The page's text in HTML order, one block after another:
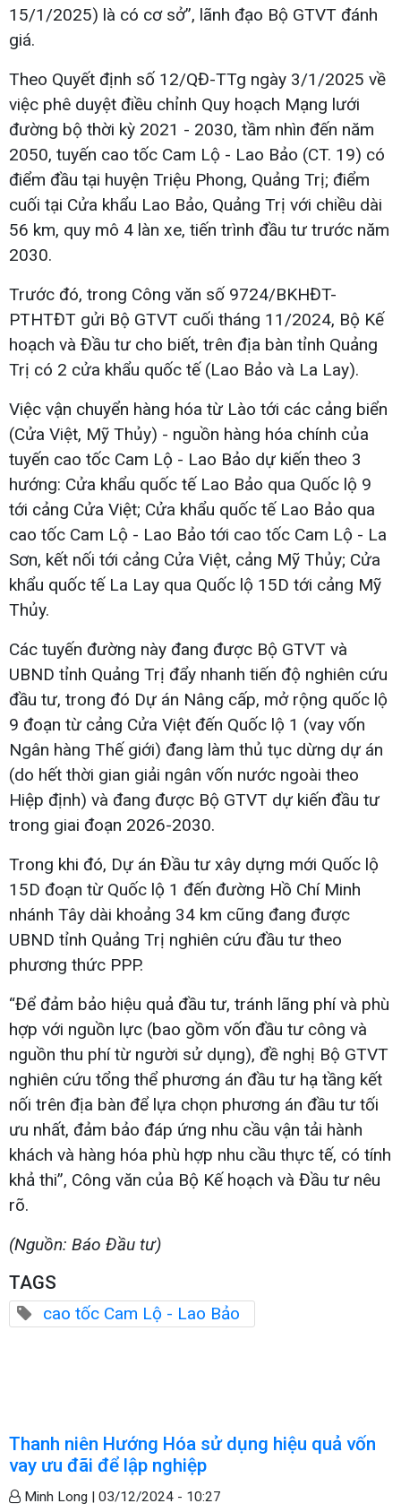
15/1/2025) là có cơ sở”, lãnh đạo Bộ GTVT đánh
giá.
Theo Quyết định số 12/QĐ-TTg ngày 3/1/2025 về
việc phê duyệt điều chỉnh Quy hoạch Mạng lưới
đường bộ thời kỳ 2021 - 2030, tầm nhìn đến năm
2050, tuyến cao tốc Cam Lộ - Lao Bảo (CT. 19) có
điểm đầu tại huyện Triệu Phong, Quảng Trị; điểm
cuối tại Cửa khẩu Lao Bảo, Quảng Trị với chiều dài
56 km, quy mô 4 làn xe, tiến trình đầu tư trước năm
2030.
Trước đó, trong Công văn số 9724/BKHĐT-
PTHTĐT gửi Bộ GTVT cuối tháng 11/2024, Bộ Kế
hoạch và Đầu tư cho biết, trên địa bàn tỉnh Quảng
Trị có 2 cửa khẩu quốc tế (Lao Bảo và La Lay).
Việc vận chuyển hàng hóa từ Lào tới các cảng biển
(Cửa Việt, Mỹ Thủy) - nguồn hàng hóa chính của
tuyến cao tốc Cam Lộ - Lao Bảo dự kiến theo 3
hướng: Cửa khẩu quốc tế Lao Bảo qua Quốc lộ 9
tới cảng Cửa Việt; Cửa khẩu quốc tế Lao Bảo qua
cao tốc Cam Lộ - Lao Bảo tới cao tốc Cam Lộ - La
Sơn, kết nối tới cảng Cửa Việt, cảng Mỹ Thủy; Cửa
khẩu quốc tế La Lay qua Quốc lộ 15D tới cảng Mỹ
Thủy.
Các tuyến đường này đang được Bộ GTVT và
UBND tỉnh Quảng Trị đẩy nhanh tiến độ nghiên cứu
đầu tư, trong đó Dự án Nâng cấp, mở rộng quốc lộ
9 đoạn từ cảng Cửa Việt đến Quốc lộ 1 (vay vốn
Ngân hàng Thế giới) đang làm thủ tục dừng dự án
(do hết thời gian giải ngân vốn nước ngoài theo
Hiệp định) và đang được Bộ GTVT dự kiến đầu tư
trong giai đoạn 2026-2030.
Trong khi đó, Dự án Đầu tư xây dựng mới Quốc lộ
15D đoạn từ Quốc lộ 1 đến đường Hồ Chí Minh
nhánh Tây dài khoảng 34 km cũng đang được
UBND tỉnh Quảng Trị nghiên cứu đầu tư theo
phương thức PPP.
“Để đảm bảo hiệu quả đầu tư, tránh lãng phí và phù
hợp với nguồn lực (bao gồm vốn đầu tư công và
nguồn thu phí từ người sử dụng), đề nghị Bộ GTVT
nghiên cứu tổng thể phương án đầu tư hạ tầng kết
nối trên địa bàn để lựa chọn phương án đầu tư tối
ưu nhất, đảm bảo đáp ứng nhu cầu vận tải hành
khách và hàng hóa phù hợp nhu cầu thực tế, có tính
khả thi”, Công văn của Bộ Kế hoạch và Đầu tư nêu
rõ.
(Nguồn: Báo Đầu tư)
TAGS
cao tốc Cam Lộ - Lao Bảo
Thanh niên Hướng Hóa sử dụng hiệu quả vốn
vay ưu đãi để lập nghiệp
Minh Long | 03/12/2024 - 10:27